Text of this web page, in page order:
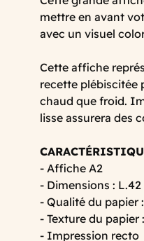
mettre en avant
avec un visuel
Cette affiche
recette plébiscitée
chaud que froid.
lisse assurera des
- Affiche A2
- Dimensions : L.42
- Qualité du papier
- Texture du papier
- Impression recto